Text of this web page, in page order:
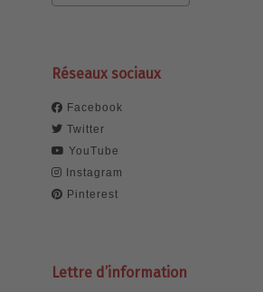
Réseaux sociaux
Facebook
Twitter
YouTube
Instagram
Pinterest
Lettre d’information